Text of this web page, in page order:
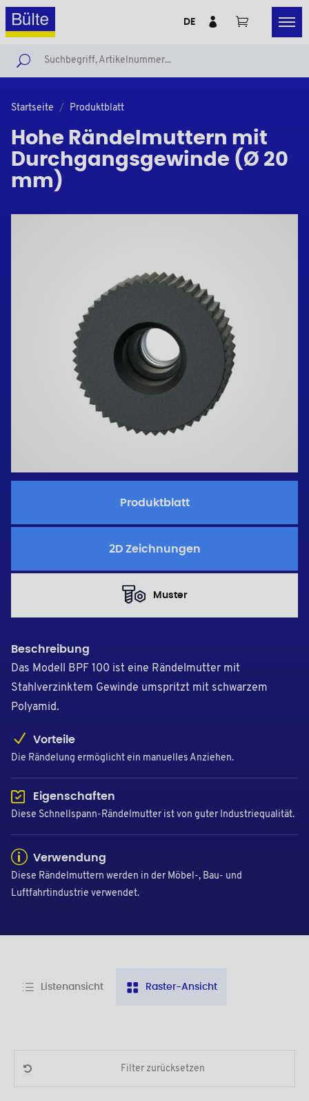
DE
Startseite Produktblatt
Hohe Rändelmuttern mit
Durchgangsgewinde (Ø 20
mm)
Produktblatt
2D Zeichnungen
Muster
Beschreibung
Das Modell BPF 100 ist eine Rändelmutter mit
Stahlverzinktem Gewinde umspritzt mit schwarzem
Polyamid.
Vorteile
Die Rändelung ermöglicht ein manuelles Anziehen.
Eigenschaften
Diese Schnellspann-Rändelmutter ist von guter Industriequalität.
Verwendung
Diese Rändelmuttern werden in der Möbel-, Bau- und
Luftfahrtindustrie verwendet.
Listenansicht Raster-Ansicht
Filter zurücksetzen